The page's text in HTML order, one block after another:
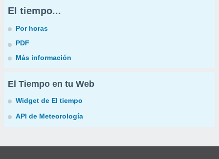
El tiempo...
Por horas
PDF
Más información
El Tiempo en tu Web
Widget de El tiempo
API de Meteorología